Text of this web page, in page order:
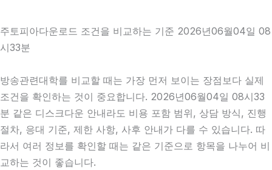
주토피아다운로드 조건을 비교하는 기준 2026년06월04일 08
시33분
방송관련대학를 비교할 때는 가장 먼저 보이는 장점보다 실제
조건을 확인하는 것이 중요합니다. 2026년06월04일 08시33
분 같은 디스크다운 안내라도 비용 포함 범위, 상담 방식, 진행
절차, 응대 기준, 제한 사항, 사후 안내가 다를 수 있습니다. 따
라서 여러 정보를 확인할 때는 같은 기준으로 항목을 나누어 비
교하는 것이 좋습니다.